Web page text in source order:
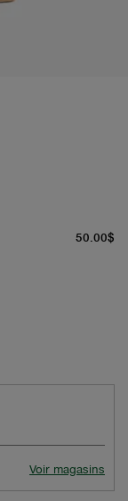
50.00$
Voir magasins